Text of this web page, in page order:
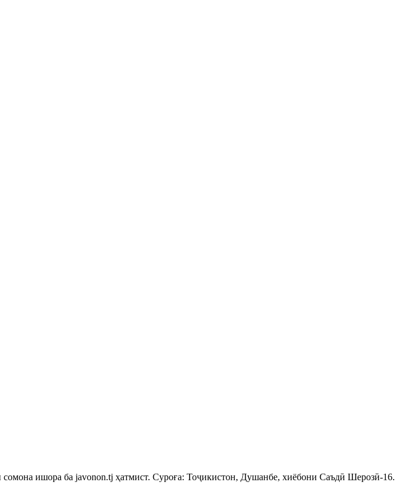
ишора ба javonon.tj ҳатмист. Суроға: Тоҷикистон, Душанбе, хиёбони Саъдӣ Шерозӣ-16.